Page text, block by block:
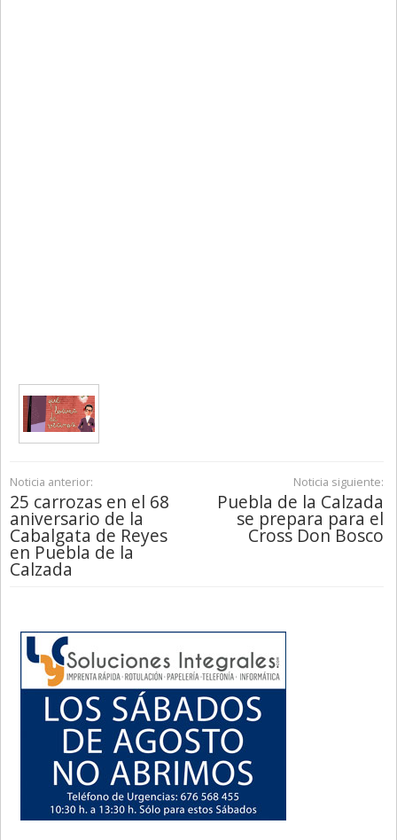
Noticia anterior:
25 carrozas en el 68
aniversario de la
Cabalgata de Reyes
en Puebla de la
Calzada
Noticia siguiente:
Puebla de la Calzada
se prepara para el
Cross Don Bosco